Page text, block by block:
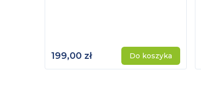
199,00 zł Do koszyka